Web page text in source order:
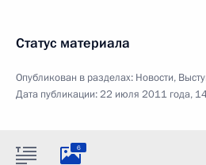
Статус материала
Опубликован в разделах: Новости,
Дата публикации:22 июля 2011 года,
6